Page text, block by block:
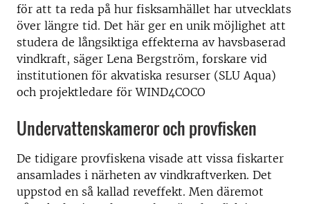
för att ta reda på hur fisksamhället har utvecklats
över längre tid. Det här ger en unik möjlighet att
studera de långsiktiga effekterna av havsbaserad
vindkraft, säger Lena Bergström, forskare vid
institutionen för akvatiska resurser (SLU Aqua)
och projektledare för WIND4COCO
Undervattenskameror och provfisken
De tidigare provfiskena visade att vissa fiskarter
ansamlades i närheten av vindkraftverken. Det
uppstod en så kallad reveffekt. Men däremot